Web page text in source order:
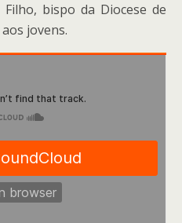
bispo da Diocese de
jovens.